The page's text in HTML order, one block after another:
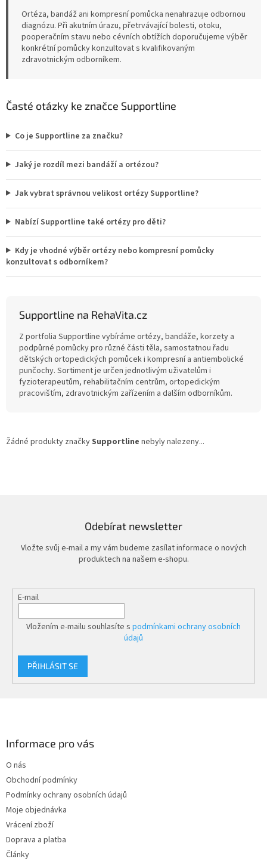
Ortéza, bandáž ani kompresní pomůcka nenahrazuje odbornou
diagnózu. Při akutním úrazu, přetrvávající bolesti, otoku,
pooperačním stavu nebo cévních obtížích doporučujeme výběr
konkrétní pomůcky konzultovat s kvalifikovaným
zdravotnickým odborníkem.
Časté otázky ke značce Supportline
Co je Supportline za značku?
Jaký je rozdíl mezi bandáží a ortézou?
Jak vybrat správnou velikost ortézy Supportline?
Nabízí Supportline také ortézy pro děti?
Kdy je vhodné výběr ortézy nebo kompresní pomůcky
konzultovat s odborníkem?
Supportline na RehaVita.cz
Z portfolia Supportline vybíráme ortézy, bandáže, korzety a
podpůrné pomůcky pro různé části těla, samostatnou řadu
dětských ortopedických pomůcek i kompresní a antiembolické
punčochy. Sortiment je určen jednotlivým uživatelům i
fyzioterapeutům, rehabilitačním centrům, ortopedickým
pracovištím, zdravotnickým zařízením a dalším odborníkům.
Žádné produkty značkySupportline nebyly nalezeny...
Odebírat newsletter
Vložte svůj e-mail a my vám budeme zasílat informace o nových
produktech na našem e-shopu.
E-mail
Vložením e-mailu souhlasíte s podmínkami ochrany osobních
údajů
PŘIHLÁSIT SE
Informace pro vás
O nás
Obchodní podmínky
Podmínky ochrany osobních údajů
Moje objednávka
Vrácení zboží
Doprava a platba
Články